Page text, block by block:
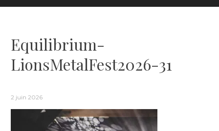
Equilibrium-
LionsMetalFest2026-31
2 juin 2026